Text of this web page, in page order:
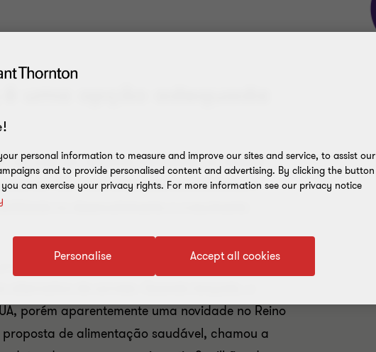
uma opção adequada
mais em negócios inovadores no middle-
de P&D. Para empresas beneficiárias, o
no desenvolvimento e crescimento
frozen yogurt, oferece aos consumidores
alternativa de sorvete. Quando lançado, o
porém aparentemente uma novidade no Reino
de alimentação saudável, chamou a
personal information to measure and improve our sites and service, to assist our
and to provide personalised content and advertising. By clicking the button
can exercise your privacy rights. For more information see our privacy notice
Accept all cookies
Personalise